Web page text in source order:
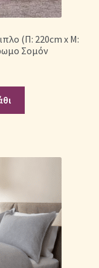
(Π: 220cm x Μ:
Σομόν